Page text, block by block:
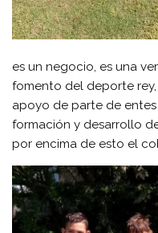
es un negocio, es una
fomento del deporte
apoyo de parte de
formación y desarrollo
por encima de esto el